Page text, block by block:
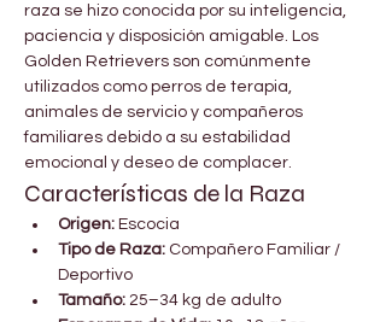
raza se hizo conocida por su inteligencia,
paciencia y disposición amigable. Los
Golden Retrievers son comúnmente
utilizados como perros de terapia,
animales de servicio y compañeros
familiares debido a su estabilidad
emocional y deseo de complacer.
Características de la Raza
Origen: Escocia
Tipo de Raza: Compañero Familiar /
Deportivo
Tamaño: 25–34 kg de adulto